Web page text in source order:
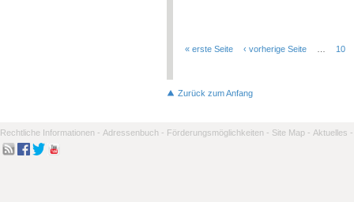
Seiten
« erste Seite ‹ vorherige Seite 10
Zurück zum Anfang
Rechtliche Informationen - Adressenbuch - Förderungsmöglichkeiten - Site Map - Aktuelles -